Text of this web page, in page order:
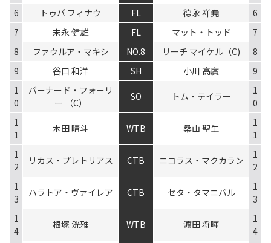
6 トゥパ フィナウ FL 德永 祥尭
6
7
末永 健雄 FL マット・トッド
7
8
ファウルア・マキシ NO.8 リーチ マイケル（C)
8
9
谷口 和洋 SH 小川 高廣
9
1
0
バーナード・フォーリ
ー （C）
SO トム・テイラー
1
0
1
1
木田 晴斗 WTB 桑山 聖生
1
1
1
2
リカス・プレトリアス CTB ニコラス・マクカラン
1
2
1
3
ハラトア・ヴァイレア CTB セタ・タマニバル
1
3
1
4
根塚 洸雅 WTB 濵田 将暉
1
4